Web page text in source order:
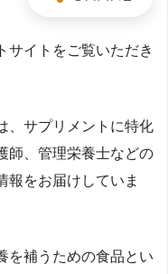
サイトをご覧いただき
、サプリメントに特化
師、管理栄養士などの
報をお届けしていま
を補うための食品とい